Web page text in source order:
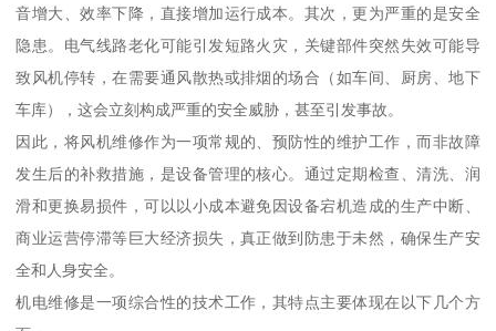
音增大、效率下降，直接增加运行成本。其次，更为严重的是安全
隐患。电气线路老化可能引发短路火灾，关键部件突然失效可能导
致风机停转，在需要通风散热或排烟的场合（如车间、厨房、地下
车库），这会立刻构成严重的安全威胁，甚至引发事故。
因此，将风机维修作为一项常规的、预防性的维护工作，而非故障
发生后的补救措施，是设备管理的核心。通过定期检查、清洗、润
滑和更换易损件，可以以小成本避免因设备宕机造成的生产中断、
商业运营停滞等巨大经济损失，真正做到防患于未然，确保生产安
全和人身安全。
机电维修是一项综合性的技术工作，其特点主要体现在以下几个方